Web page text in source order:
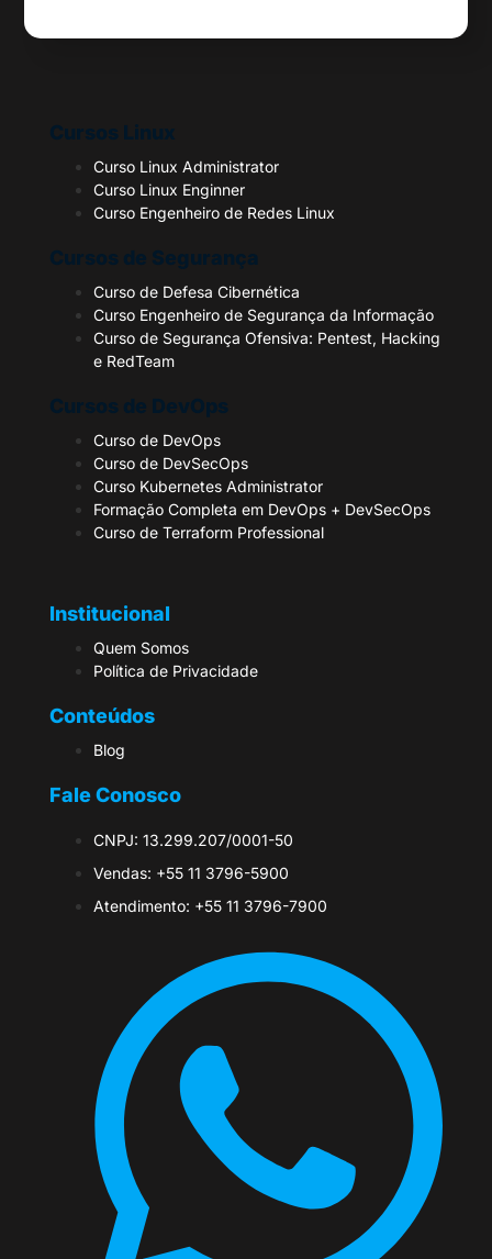
Cursos Linux
Curso Linux Administrator
Curso Linux Enginner
Curso Engenheiro de Redes Linux
Cursos de Segurança
Curso de Defesa Cibernética
Curso Engenheiro de Segurança da Informação
Curso de Segurança Ofensiva: Pentest, Hacking
e RedTeam
Cursos de DevOps
Curso de DevOps
Curso de DevSecOps
Curso Kubernetes Administrator
Formação Completa em DevOps + DevSecOps
Curso de Terraform Professional
Institucional
Quem Somos
Política de Privacidade
Conteúdos
Blog
Fale Conosco
CNPJ: 13.299.207/0001-50
Vendas: +55 11 3796-5900
Atendimento: +55 11 3796-7900